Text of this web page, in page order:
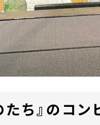
ち』のコン